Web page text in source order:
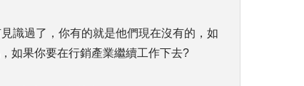
識過了，你有的就是他們現在沒有的，如
如果你要在行銷產業繼續工作下去?